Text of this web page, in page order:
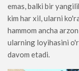
emas, balki bir
kim har xil, ularni
hammom ancha
ularning loyihasini
davom etadi.